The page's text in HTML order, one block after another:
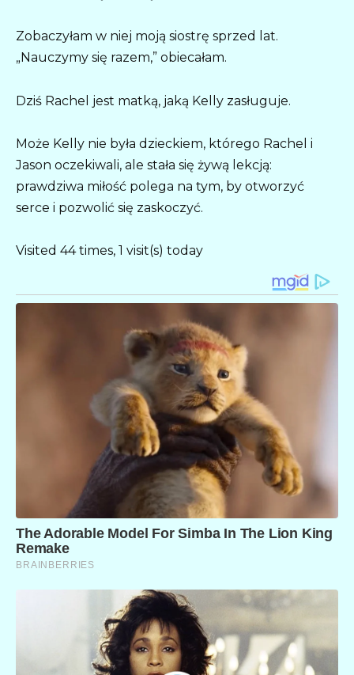
Zobaczyłam w niej moją siostrę sprzed lat.
„Nauczymy się razem,” obiecałam.
Dziś Rachel jest matką, jaką Kelly zasługuje.
Może Kelly nie była dzieckiem, którego Rachel i
Jason oczekiwali, ale stała się żywą lekcją:
prawdziwa miłość polega na tym, by otworzyć
serce i pozwolić się zaskoczyć.
Visited 44 times, 1 visit(s) today